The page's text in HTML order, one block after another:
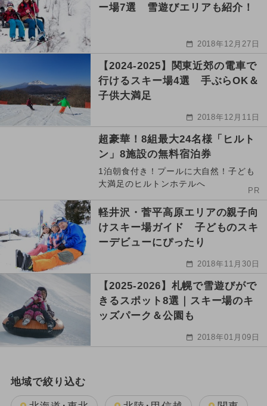
ー場7選 雪遊びエリアも紹介！
2018年12月27日
【2024-2025】関東近郊の電車で
行けるスキー場4選 手ぶらOK＆
子供大満足
2018年12月11日
超豪華！8組最大24名様「ヒルト
ン」8施設の無料宿泊券
1泊朝食付き！プールに大自然！子ども
大満足のヒルトンホテルへ
PR
軽井沢・菅平高原エリアの親子向
けスキー場ガイド 子どものスキ
ーデビューにぴったり
2018年11月30日
【2025-2026】札幌で雪遊びがで
きるスポット8選｜スキー場のキ
ッズパーク＆公園も
2018年01月09日
地域で絞り込む